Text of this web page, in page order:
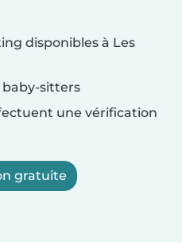
disponibles à Les
baby-sitters
une vérification
gratuite